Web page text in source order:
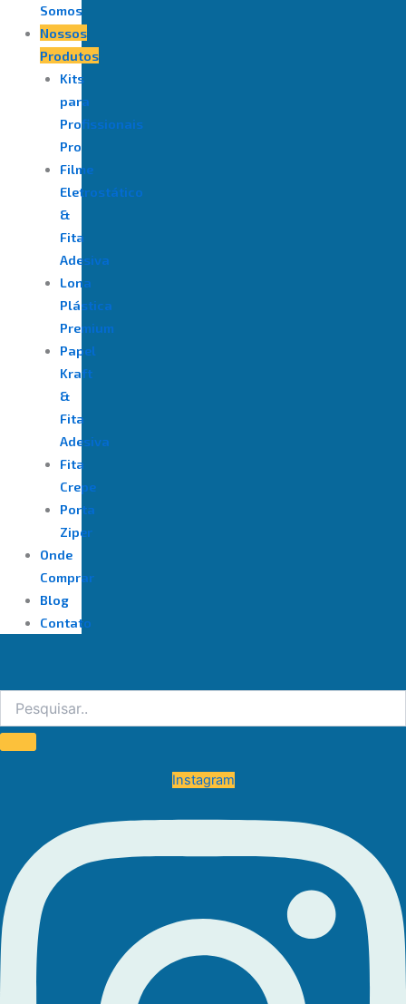
Somos
Nossos
Produtos
Kits
para
Profissionais
Pro
Filme
Eletrostático
&
Fita
Adesiva
⁠Lona
Plástica
Premium
Papel
Kraft
&
Fita
Adesiva
Fita
Crepe
Porta
Ziper
Onde
Comprar
Blog
Contato
Instagram